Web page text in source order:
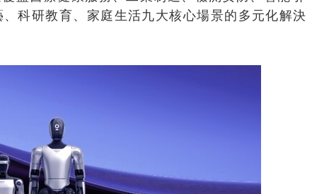
科研教育、家庭生活九大核心場景的多元化解決